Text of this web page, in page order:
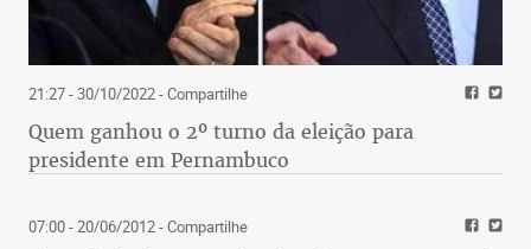
21:27 - 30/10/2022- Compartilhe
Quem ganhou o 2º turno da eleição para
presidente em Pernambuco
07:00 - 20/06/2012- Compartilhe